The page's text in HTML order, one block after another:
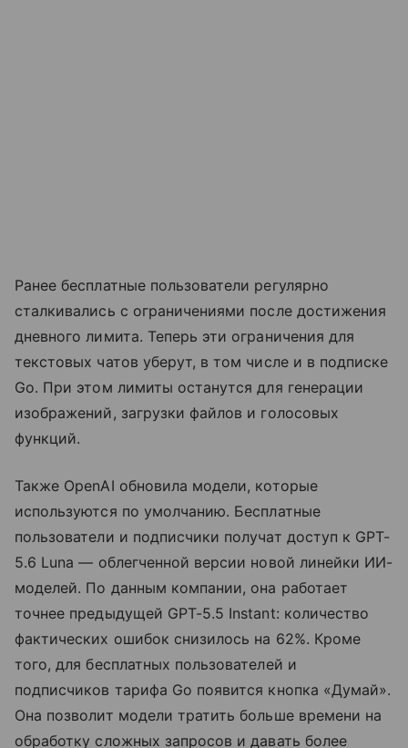
Ранее бесплатные пользователи регулярно
сталкивались с ограничениями после достижения
дневного лимита. Теперь эти ограничения для
текстовых чатов уберут, в том числе и в подписке
Go. При этом лимиты останутся для генерации
изображений, загрузки файлов и голосовых
функций.
Также OpenAI обновила модели, которые
используются по умолчанию. Бесплатные
пользователи и подписчики получат доступ к GPT-
5.6 Luna — облегченной версии новой линейки ИИ-
моделей. По данным компании, она работает
точнее предыдущей GPT-5.5 Instant: количество
фактических ошибок снизилось на 62%. Кроме
того, для бесплатных пользователей и
подписчиков тарифа Go появится кнопка «Думай».
Она позволит модели тратить больше времени на
обработку сложных запросов и давать более